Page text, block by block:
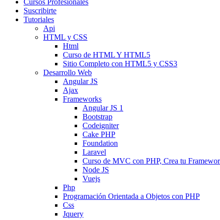
Cursos Profesionales
Suscribirte
Tutoriales
Api
HTML y CSS
Html
Curso de HTML Y HTML5
Sitio Completo con HTML5 y CSS3
Desarrollo Web
Angular JS
Ajax
Frameworks
Angular JS 1
Bootstrap
Codeigniter
Cake PHP
Foundation
Laravel
Curso de MVC con PHP, Crea tu
Node JS
Vuejs
Php
Programación Orientada a Objetos con PHP
Css
Jquery